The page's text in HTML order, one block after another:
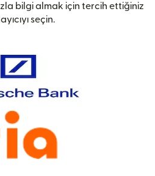
bilgi almak için tercih ettiğiniz
seçin.